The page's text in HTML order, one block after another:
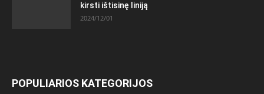
kirsti ištisinę liniją
2024/12/01
POPULIARIOS KATEGORIJOS